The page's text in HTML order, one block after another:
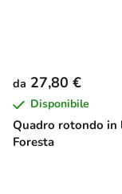
Quadro rotondo in
Foresta
da 27,80 €
Disponibile